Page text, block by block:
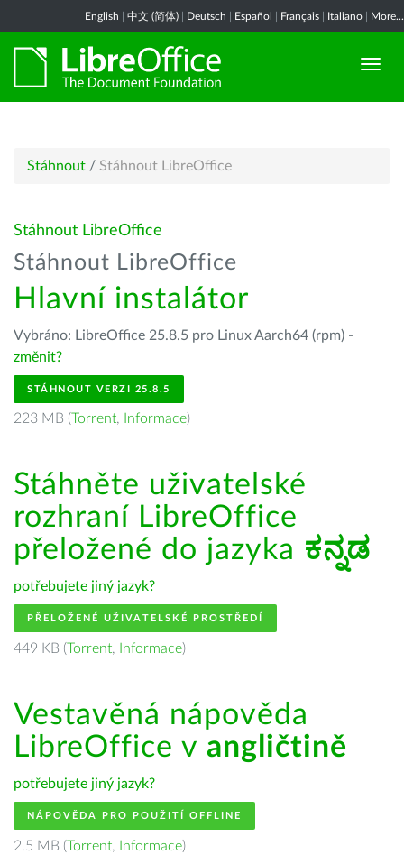
English 中文 (简体) Deutsch Español Français Italiano More...
Stáhnout / Stáhnout LibreOffice
Stáhnout LibreOffice
Stáhnout LibreOffice
Hlavní instalátor
Vybráno: LibreOffice 25.8.5 pro Linux Aarch64 (rpm) -
změnit?
STÁHNOUT VERZI 25.8.5
223 MB (Torrent, Informace)
Stáhněte uživatelské
rozhraní LibreOffice
přeložené do jazyka ಕನ್ನಡ
potřebujete jiný jazyk?
PŘELOŽENÉ UŽIVATELSKÉ PROSTŘEDÍ
449 KB (Torrent, Informace)
Vestavěná nápověda
LibreOffice v angličtině
potřebujete jiný jazyk?
NÁPOVĚDA PRO POUŽITÍ OFFLINE
2.5 MB (Torrent, Informace)